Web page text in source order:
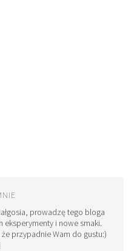
prowadzę tego bloga
eksperymenty i nowe smaki.
przypadnie Wam do gustu:)